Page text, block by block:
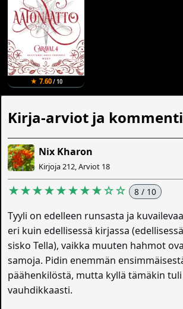
★ 7.60/ 10
Kirja-arviot ja
Nix Kharon
Kirjoja 212, Arviot 18
★★★★★★★★☆☆ 8 / 10
Tyyli on edelleen runsasta ja
eri kuin edellisessä kirjassa
sisko Tella), vaikka muuten hahmot
samoja. Pidin enemmän
päähenkilöstä, mutta kyllä tämäkin
vauhdikkaasti.